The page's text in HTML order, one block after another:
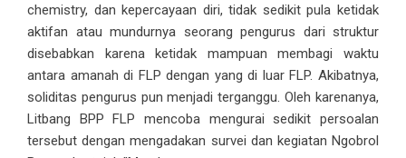
chemistry, dan kepercayaan diri, tidak sedikit pula ketidak
aktifan atau mundurnya seorang pengurus dari struktur
disebabkan karena ketidak mampuan membagi waktu
antara amanah di FLP dengan yang di luar FLP. Akibatnya,
soliditas pengurus pun menjadi terganggu. Oleh karenanya,
Litbang BPP FLP mencoba mengurai sedikit persoalan
tersebut dengan mengadakan survei dan kegiatan Ngobrol